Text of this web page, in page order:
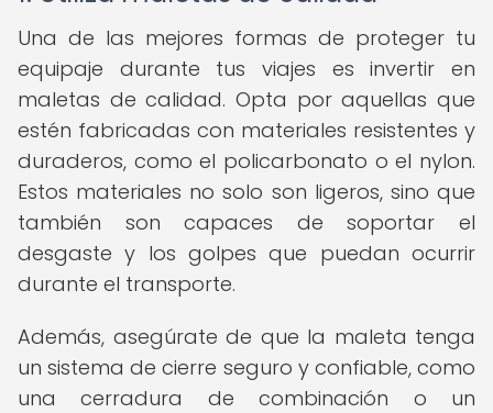
Una de las mejores formas de proteger tu
equipaje durante tus viajes es invertir en
maletas de calidad. Opta por aquellas que
estén fabricadas con materiales resistentes y
duraderos, como el policarbonato o el nylon.
Estos materiales no solo son ligeros, sino que
también son capaces de soportar el
desgaste y los golpes que puedan ocurrir
durante el transporte.
Además, asegúrate de que la maleta tenga
un sistema de cierre seguro y confiable, como
una cerradura de combinación o un